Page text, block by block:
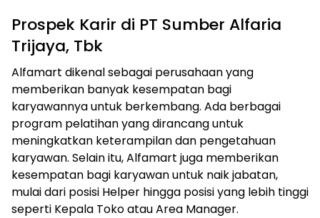
Prospek Karir di PT Sumber Alfaria
Trijaya, Tbk
Alfamart dikenal sebagai perusahaan yang
memberikan banyak kesempatan bagi
karyawannya untuk berkembang. Ada berbagai
program pelatihan yang dirancang untuk
meningkatkan keterampilan dan pengetahuan
karyawan. Selain itu, Alfamart juga memberikan
kesempatan bagi karyawan untuk naik jabatan,
mulai dari posisi Helper hingga posisi yang lebih tinggi
seperti Kepala Toko atau Area Manager.